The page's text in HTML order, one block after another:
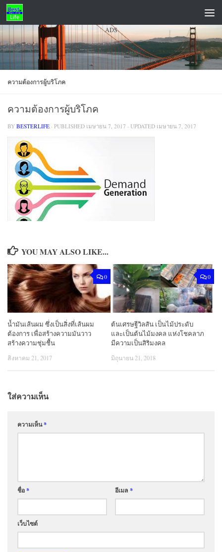
Skip to content
ADS
ความต้องการผู้บริโภค
ความต้องการผู้บริโภค
BY BESTERLIFE · PUBLISHED เมษายน 7, 2017 · UPDATED เมษายน 7, 2017
YOU MAY ALSO LIKE...
0
น้ำมันเส้นผม ซึ่งเป็นสิ่งที่เส้นผม
ต้องการ เพื่อสร้างความมันวาว
สร้างความชุ่มชื้น
สิงหาคม 21, 2017
0
ต้นเศรษฐีวิลสัน เป็นไม้ประดับ
และเป็นต้นไม้มงคล แห่งโชคลาภ
มีความเป็นสิริมงคล
มิถุนายน 21, 2018
ใส่ความเห็น
ความเห็น*
ชื่อ* อีเมล *
เว็บไซต์